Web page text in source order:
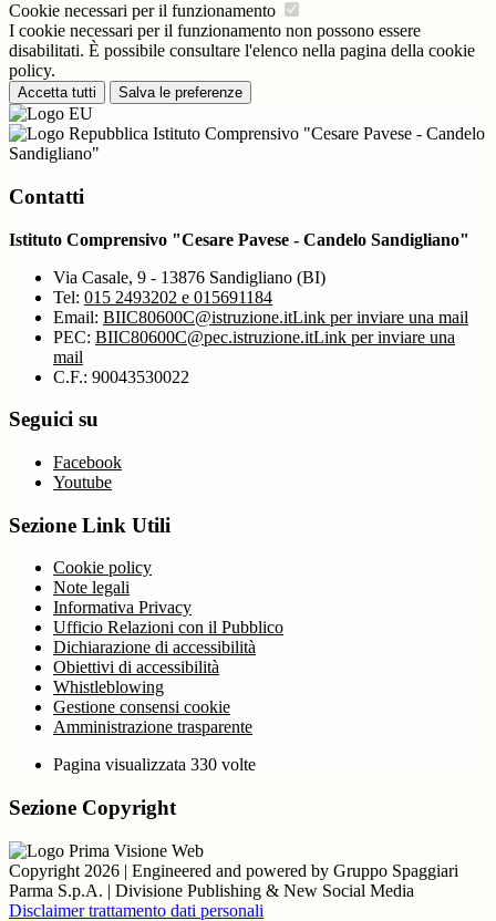
Cookie necessari per il funzionamento
I cookie necessari per il funzionamento non possono essere
disabilitati. È possibile consultare l'elenco nella pagina della cookie
policy.
Accetta tutti Salva le preferenze
Istituto Comprensivo "Cesare Pavese - Candelo
Sandigliano"
Contatti
Istituto Comprensivo "Cesare Pavese - Candelo Sandigliano"
Via Casale, 9 - 13876 Sandigliano (BI)
Tel: 015 2493202 e 015691184
Email: BIIC80600C@istruzione.itLink per inviare una mail
PEC: BIIC80600C@pec.istruzione.itLink per inviare una
mail
C.F.: 90043530022
Seguici su
Facebook
Youtube
Sezione Link Utili
Cookie policy
Note legali
Informativa Privacy
Ufficio Relazioni con il Pubblico
Dichiarazione di accessibilità
Obiettivi di accessibilità
Whistleblowing
Gestione consensi cookie
Amministrazione trasparente
Pagina visualizzata 330 volte
Sezione Copyright
Copyright 2026 | Engineered and powered by Gruppo Spaggiari
Parma S.p.A. | Divisione Publishing & New Social Media
Disclaimer trattamento dati personali